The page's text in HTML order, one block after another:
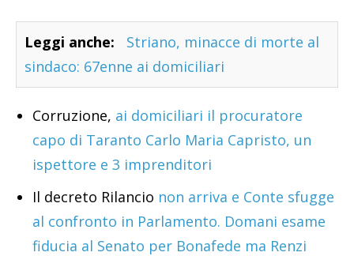
Leggi anche:
Striano, minacce di morte al
sindaco: 67enne ai domiciliari
Corruzione, ai domiciliari il procuratore
capo di Taranto Carlo Maria Capristo, un
ispettore e 3 imprenditori
Il decreto Rilancio non arriva e Conte sfugge
al confronto in Parlamento. Domani esame
fiducia al Senato per Bonafede ma Renzi